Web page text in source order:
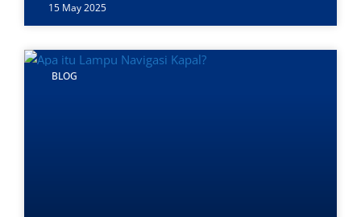
15 May 2025
BLOG